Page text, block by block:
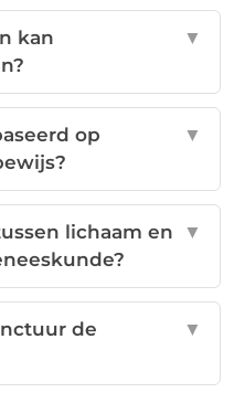
kan
▼
op
▼
lichaam en
▼
de
▼